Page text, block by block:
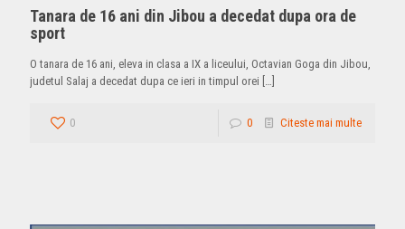
Tanara de 16 ani din Jibou a decedat dupa ora de
sport
O tanara de 16 ani, eleva in clasa a IX a liceului, Octavian Goga din Jibou,
judetul Salaj a decedat dupa ce ieri in timpul orei […]
0 0 Citeste mai multe